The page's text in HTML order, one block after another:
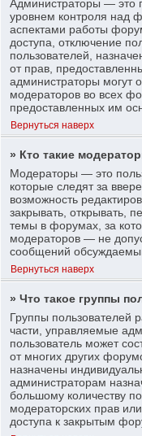
Администраторы — это
уровнем контроля над
аспектами работы
доступа, отключение
пользователей,
от прав,
администраторы могут
модераторов во всех
предоставленных им
Вернуться наверх
» Кто такие
Модераторы — это
которые следят за
возможность
закрывать, открывать,
темы в форумах, за
модераторов — не
сообщений
Вернуться наверх
» Что такое группы
Группы пользователей
части, управляемые
пользователь может
от многих других
назначены
администраторам
большому количеству
модераторских прав
доступа к закрытым